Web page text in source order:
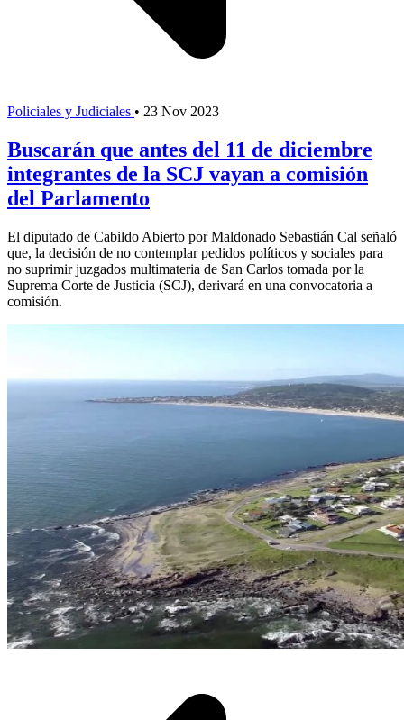
Policiales y Judiciales • 23 Nov 2023
Buscarán que antes del 11 de diciembre
integrantes de la SCJ vayan a comisión
del Parlamento
El diputado de Cabildo Abierto por Maldonado Sebastián Cal señaló
que, la decisión de no contemplar pedidos políticos y sociales para
no suprimir juzgados multimateria de San Carlos tomada por la
Suprema Corte de Justicia (SCJ), derivará en una convocatoria a
comisión.